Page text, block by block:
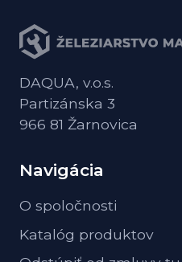
DAQUA, v.o.s.
Partizánska 3
966 81 Žarnovica
Navigácia
O spoločnosti
Katalóg produktov